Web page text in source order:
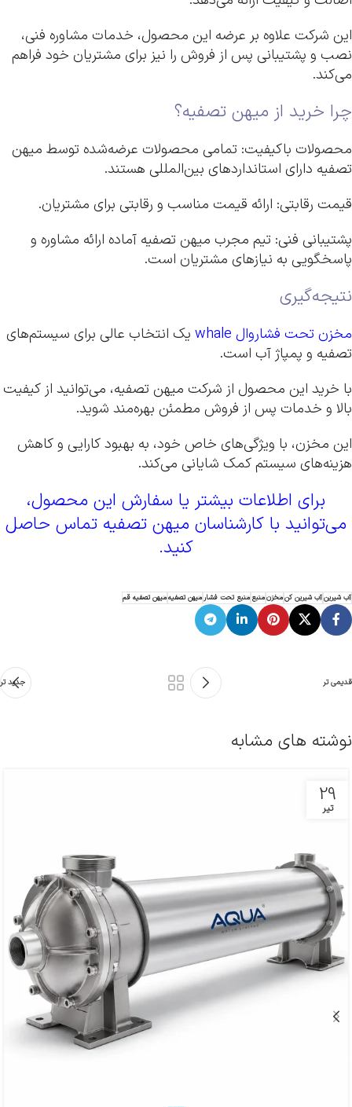
این شرکت علاوه بر عرضه این محصول، خدمات مشاوره فنی،
نصب و پشتیبانی پس از فروش را نیز برای مشتریان خود فراهم
می‌کند.
چرا خرید از میهن تصفیه؟
محصولات باکیفیت: تمامی محصولات عرضه‌شده توسط میهن
تصفیه دارای استانداردهای بین‌المللی هستند.
قیمت رقابتی: ارائه قیمت مناسب و رقابتی برای مشتریان.
پشتیبانی فنی: تیم مجرب میهن تصفیه آماده ارائه مشاوره و
پاسخگویی به نیازهای مشتریان است.
نتیجه‌گیری
مخزن تحت فشاروال whale
یک انتخاب عالی برای سیستم‌های
تصفیه و پمپاژ آب است.
با خرید این محصول از شرکت میهن تصفیه، می‌توانید از کیفیت
بالا و خدمات پس از فروش مطمئن بهره‌مند شوید.
این مخزن، با ویژگی‌های خاص خود، به بهبود کارایی و کاهش
هزینه‌های سیستم کمک شایانی می‌کند.
برای اطلاعات بیشتر یا سفارش این محصول،
می‌توانید با کارشناسان میهن تصفیه تماس حاصل
کنید.
آب شیرینآب شیرین کنمخزنمنبع منبع تحت فشارمیهن تصفیهمیهن تصفیه قم
جدید تر قدیمی تر
نوشته های مشابه
29
تیر